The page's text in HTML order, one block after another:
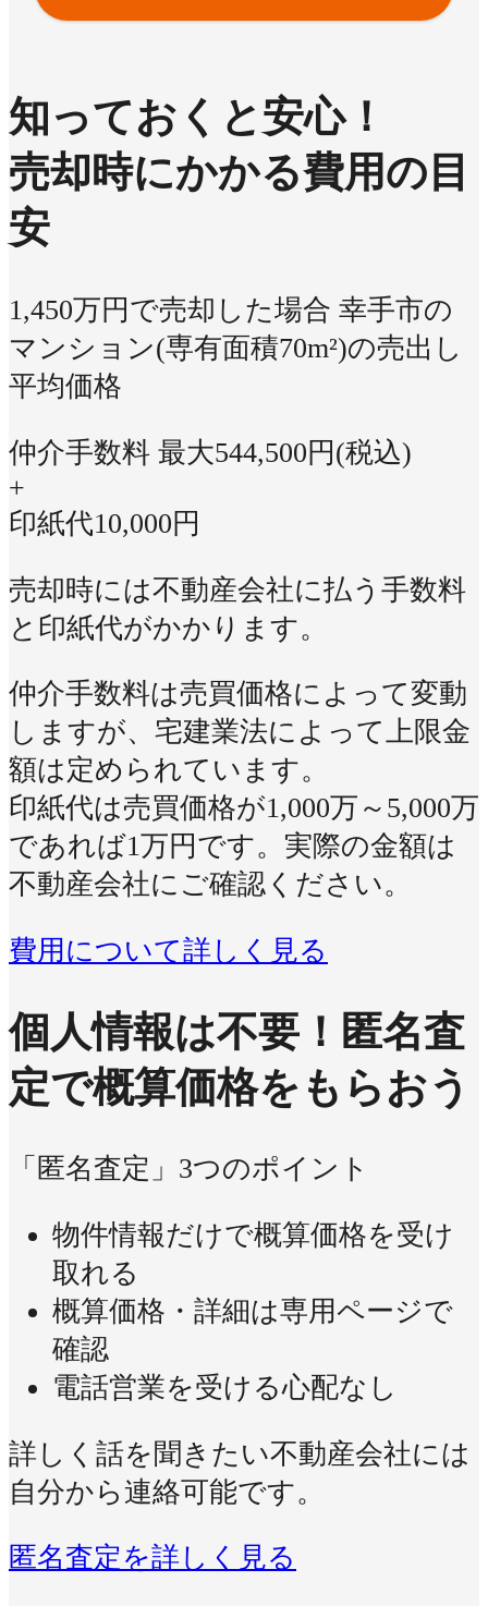
知っておくと安心！
売却時にかかる費用の目
安
1,450万円で売却した場合 幸手市の
マンション(専有面積70m²)の売出し
平均価格
仲介手数料 最大544,500円(税込)
+
印紙代10,000円
売却時には不動産会社に払う手数料
と印紙代がかかります。
仲介手数料は売買価格によって変動
しますが、宅建業法によって上限金
額は定められています。
印紙代は売買価格が1,000万～5,000万
であれば1万円です。実際の金額は
不動産会社にご確認ください。
費用について詳しく見る
個人情報は不要！ 匿名査
定で概算価格をもらおう
「匿名査定」3つのポイント
物件情報だけで概算価格を受け
取れる
概算価格・詳細は専用ページで
確認
電話営業を受ける心配なし
詳しく話を聞きたい不動産会社には
自分から連絡可能です。
匿名査定を詳しく見る